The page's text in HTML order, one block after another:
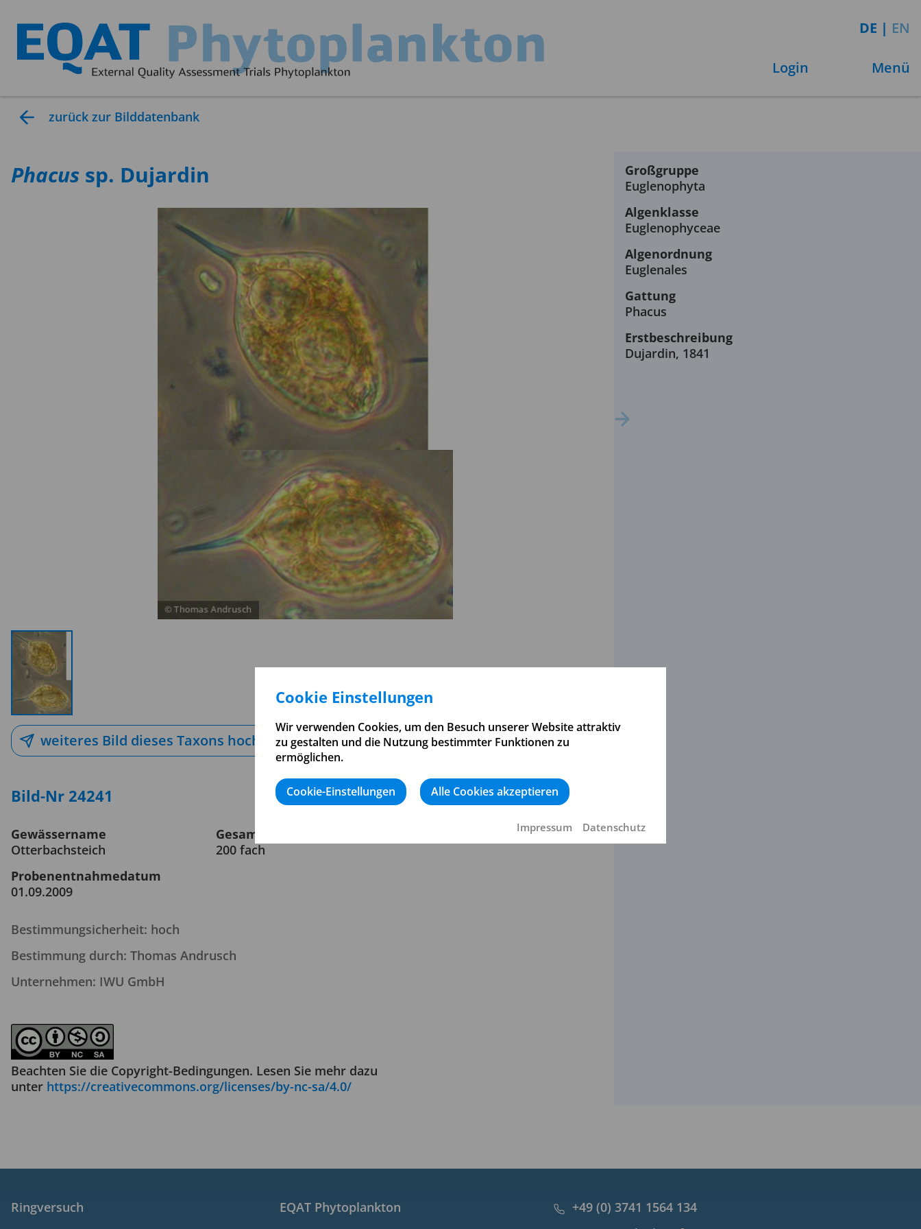
DE | EN
Login Menü
zurück zur Bilddatenbank
Phacus sp. Dujardin
weiteres Bild dieses Taxons hochladen
Bild-Nr 24241
Gewässername
Otterbachsteich
Probenentnahmedatum
01.09.2009
Gesamtvergrößerung
200 fach
Bestimmungsicherheit: hoch
Bestimmung durch: Thomas Andrusch
Unternehmen: IWU GmbH
Beachten Sie die Copyright-Bedingungen. Lesen Sie mehr dazu
unter https://creativecommons.org/licenses/by-nc-sa/4.0/
Großgruppe
Euglenophyta
Algenklasse
Euglenophyceae
Algenordnung
Euglenales
Gattung
Phacus
Erstbeschreibung
Dujardin, 1841
Ringversuch
EQAT Phytoplankton
+49 (0) 3741 1564 134
Cookie Einstellungen
Wir verwenden Cookies, um den Besuch unserer Website attraktiv
zu gestalten und die Nutzung bestimmter Funktionen zu
ermöglichen.
Cookie-Einstellungen Alle Cookies akzeptieren
Impressum Datenschutz